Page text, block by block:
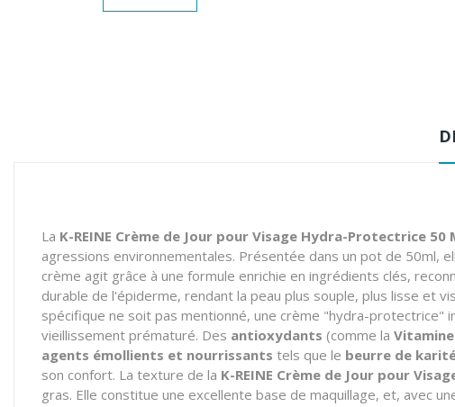
La K-REINE Crème de Jour pour Visage Hydra-Protectrice 50
agressions environnementales. Présentée dans un pot de 50ml,
crème agit grâce à une formule enrichie en ingrédients clés,
durable de l'épiderme, rendant la peau plus souple, plus lisse et
spécifique ne soit pas mentionné, une crème "hydra-protectrice"
vieillissement prématuré. Des antioxydants (comme la Vitamine
agents émollients et nourrissants tels que le beurre de
son confort. La texture de la K-REINE Crème de Jour pour
gras. Elle constitue une excellente base de maquillage, et, avec